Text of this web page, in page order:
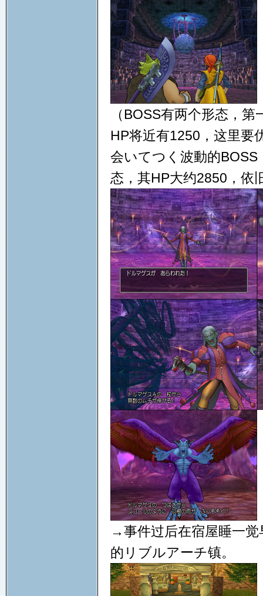
（BOSS有两个形态，
HP将近有1250，这里要
会いてつく波動的BOSS
态，其HP大约2850，依
→事件过后在宿屋睡一
的リブルアーチ镇。